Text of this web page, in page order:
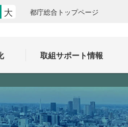
大 都庁総合トップページ
取組サポート情報